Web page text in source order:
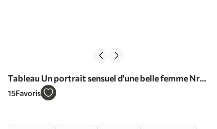
Tableau Un portrait sensuel d'une belle femme Nr
s36158
15Favoris